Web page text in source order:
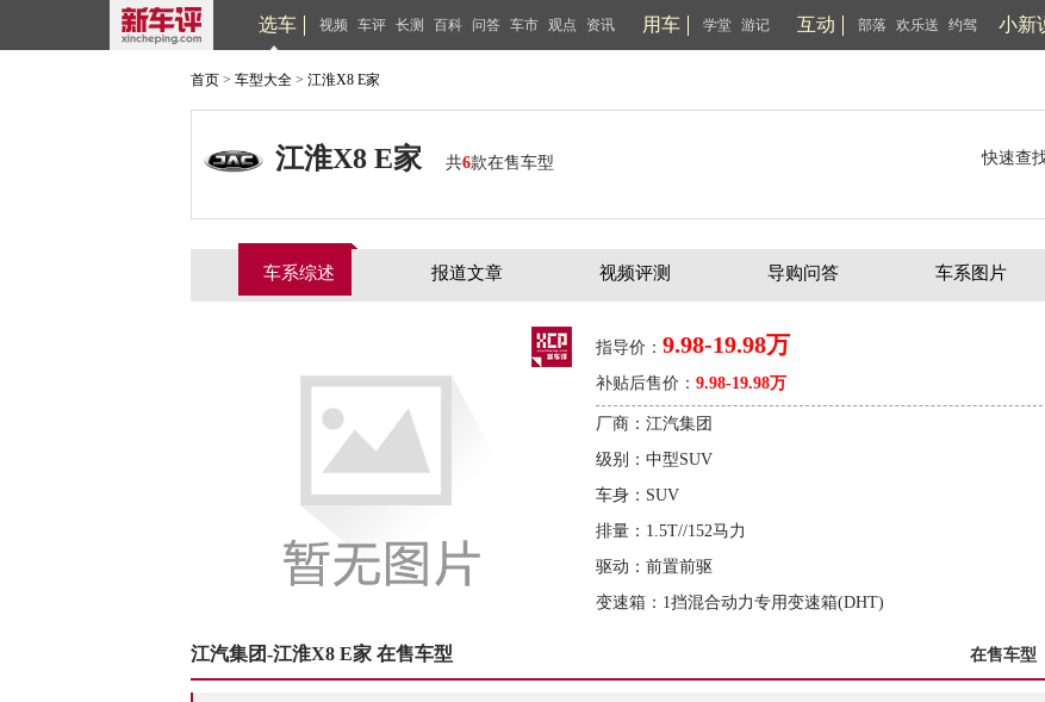
选车 视频 车评 长测 百科 问答 车市 观点 资讯 用车 学堂 游记 互动 部落 欢乐送 约驾 小新
首页 > 车型大全 > 江淮X8 E家
江淮X8 E家 共6款在售车型 快速查
车系综述 报道文章 视频评测 导购问答 车系图片
指导价： 9.98-19.98万
补贴后售价： 9.98-19.98万
厂商：江汽集团
级别：中型SUV
车身：SUV
排量：1.5T//152马力
驱动：前置前驱
变速箱：1挡混合动力专用变速箱(DHT)
在售车型
江汽集团-江淮X8 E家 在售车型